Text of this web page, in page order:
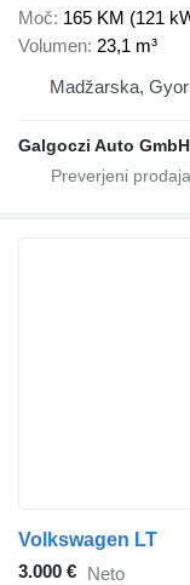
Moč 165 KM (121
Volumen 23,1 m³
Madžarska, Gyor
Galgoczi Auto GmbH
Volkswagen LT
3.000 € Neto